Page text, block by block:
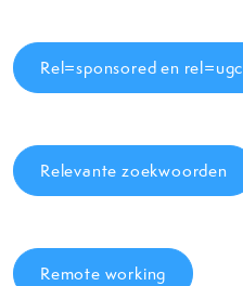
Rel=sponsored en rel=ugc
Relevante zoekwoorden
Remote working